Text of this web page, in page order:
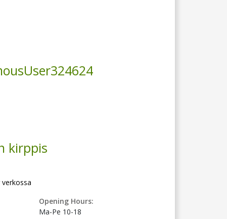
kirppis
Opening Hours:
Ma-Pe 10-18